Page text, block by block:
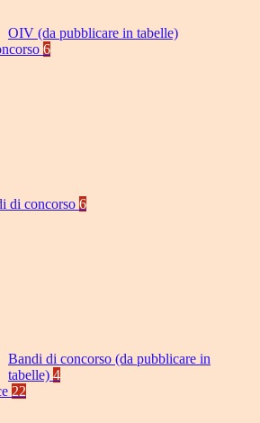
OIV (da pubblicare in tabelle)
6
di concorso 6
Bandi di concorso (da pubblicare in
tabelle) 4
22